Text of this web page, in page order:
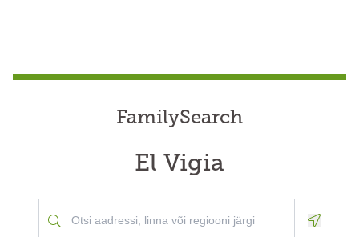
FamilySearch
El Vigia